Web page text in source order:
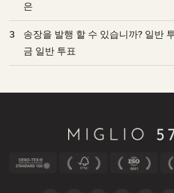
은
3
송장을 발행 할 수 있습니까? 일반
금 일반 투표